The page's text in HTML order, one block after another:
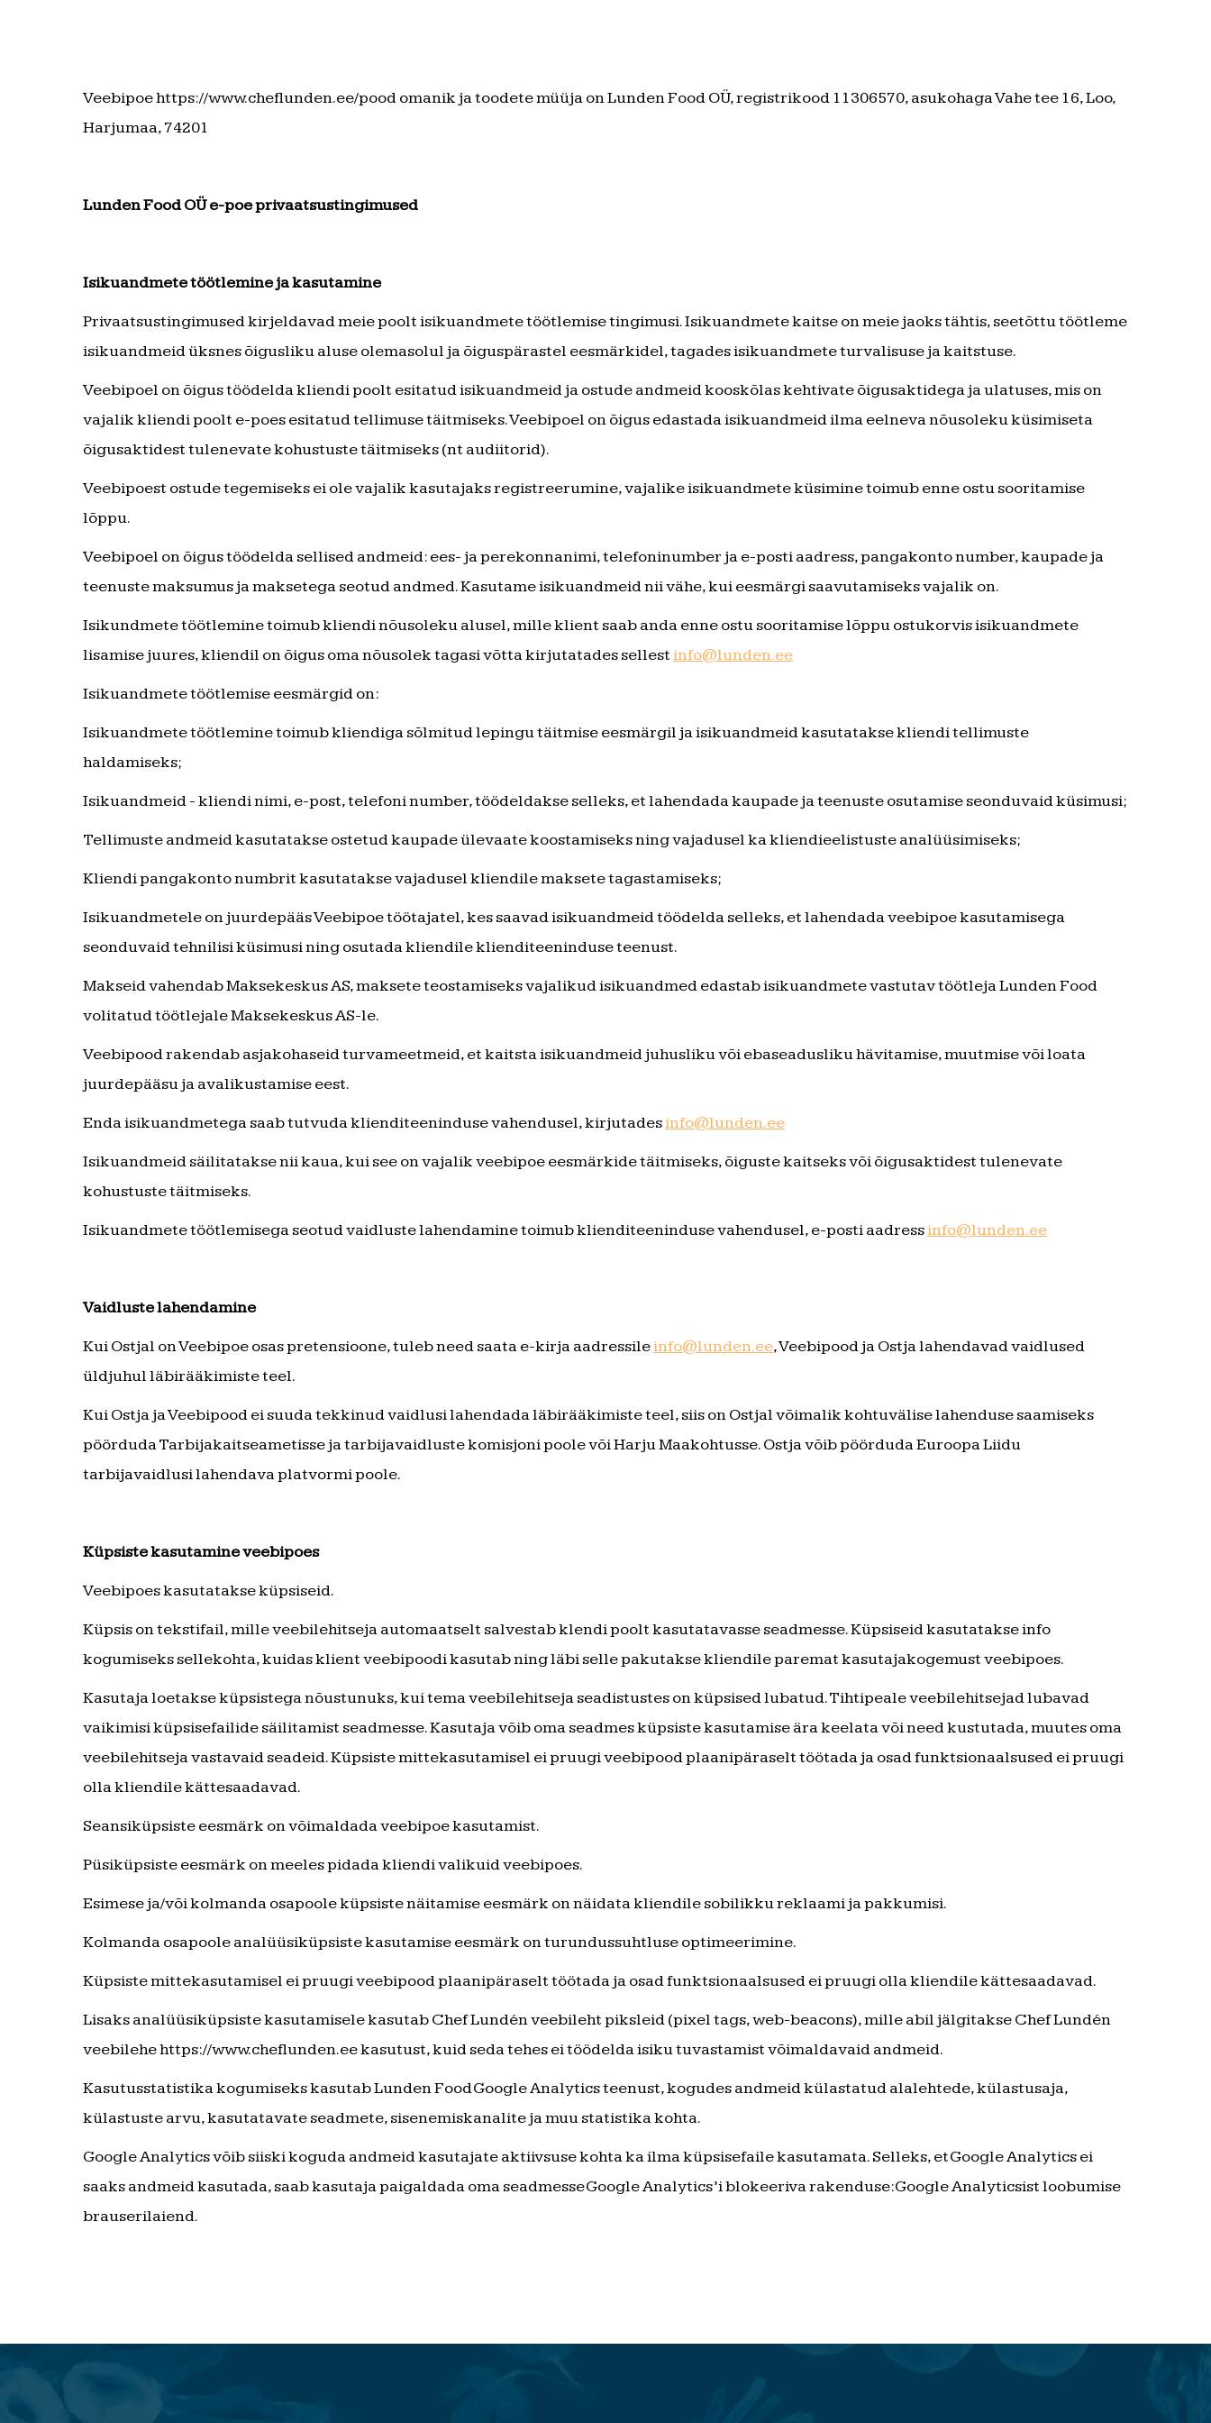
Veebipoe https://www.cheflunden.ee/pood omanik ja toodete müüja on Lunden Food OÜ, registrikood 11306570, asukohaga Vahe tee 16, Loo,
Harjumaa, 74201
Lunden Food OÜ e-poe privaatsustingimused
Isikuandmete töötlemine ja kasutamine
Privaatsustingimused kirjeldavad meie poolt isikuandmete töötlemise tingimusi. Isikuandmete kaitse on meie jaoks tähtis, seetõttu töötleme
isikuandmeid üksnes õigusliku aluse olemasolul ja õiguspärastel eesmärkidel, tagades isikuandmete turvalisuse ja kaitstuse.
Veebipoel on õigus töödelda kliendi poolt esitatud isikuandmeid ja ostude andmeid kooskõlas kehtivate õigusaktidega ja ulatuses, mis on
vajalik kliendi poolt e-poes esitatud tellimuse täitmiseks. Veebipoel on õigus edastada isikuandmeid ilma eelneva nõusoleku küsimiseta
õigusaktidest tulenevate kohustuste täitmiseks (nt audiitorid).
Veebipoest ostude tegemiseks ei ole vajalik kasutajaks registreerumine, vajalike isikuandmete küsimine toimub enne ostu sooritamise
lõppu.
Veebipoel on õigus töödelda sellised andmeid: ees- ja perekonnanimi, telefoninumber ja e-posti aadress, pangakonto number, kaupade ja
teenuste maksumus ja maksetega seotud andmed. Kasutame isikuandmeid nii vähe, kui eesmärgi saavutamiseks vajalik on.
Isikundmete töötlemine toimub kliendi nõusoleku alusel, mille klient saab anda enne ostu sooritamise lõppu ostukorvis isikuandmete
lisamise juures, kliendil on õigus oma nõusolek tagasi võtta kirjutatades sellestinfo@lunden.ee
Isikuandmete töötlemise eesmärgid on:
Isikuandmete töötlemine toimub kliendiga sõlmitud lepingu täitmise eesmärgil ja isikuandmeid kasutatakse kliendi tellimuste
haldamiseks;
Isikuandmeid - kliendi nimi, e-post, telefoni number, töödeldakse selleks, et lahendada kaupade ja teenuste osutamise seonduvaid küsimusi;
Tellimuste andmeid kasutatakse ostetud kaupade ülevaate koostamiseks ning vajadusel ka kliendieelistuste analüüsimiseks;
Kliendi pangakonto numbrit kasutatakse vajadusel kliendile maksete tagastamiseks;
Isikuandmetele on juurdepääs Veebipoe töötajatel, kes saavad isikuandmeid töödelda selleks, et lahendada veebipoe kasutamisega
seonduvaid tehnilisi küsimusi ning osutada kliendile klienditeeninduse teenust.
Makseid vahendab Maksekeskus AS, maksete teostamiseks vajalikud isikuandmed edastab isikuandmete vastutav töötleja Lunden Food
volitatud töötlejale Maksekeskus AS-le.
Veebipood rakendab asjakohaseid turvameetmeid, et kaitsta isikuandmeid juhusliku või ebaseadusliku hävitamise, muutmise või loata
juurdepääsu ja avalikustamise eest.
Enda isikuandmetega saab tutvuda klienditeeninduse vahendusel, kirjutadesinfo@lunden.ee
Isikuandmeid säilitatakse nii kaua, kui see on vajalik veebipoe eesmärkide täitmiseks, õiguste kaitseks või õigusaktidest tulenevate
kohustuste täitmiseks.
Isikuandmete töötlemisega seotud vaidluste lahendamine toimub klienditeeninduse vahendusel, e-posti aadressinfo@lunden.ee
Vaidluste lahendamine
Kui Ostjal on Veebipoe osas pretensioone, tuleb need saata e-kirja aadressileinfo@lunden.ee, Veebipood ja Ostja lahendavad vaidlused
üldjuhul läbirääkimiste teel.
Kui Ostja ja Veebipood ei suuda tekkinud vaidlusi lahendada läbirääkimiste teel, siis on Ostjal võimalik kohtuvälise lahenduse saamiseks
pöörduda Tarbijakaitseametisse ja tarbijavaidluste komisjoni poole või Harju Maakohtusse. Ostja võib pöörduda Euroopa Liidu
tarbijavaidlusi lahendava platvormi poole.
Küpsiste kasutamine veebipoes
Veebipoes kasutatakse küpsiseid.
Küpsis on tekstifail, mille veebilehitseja automaatselt salvestab klendi poolt kasutatavasse seadmesse. Küpsiseid kasutatakse info
kogumiseks sellekohta, kuidas klient veebipoodi kasutab ning läbi selle pakutakse kliendile paremat kasutajakogemust veebipoes.
Kasutaja loetakse küpsistega nõustunuks, kui tema veebilehitseja seadistustes on küpsised lubatud. Tihtipeale veebilehitsejad lubavad
vaikimisi küpsisefailide säilitamist seadmesse. Kasutaja võib oma seadmes küpsiste kasutamise ära keelata või need kustutada, muutes oma
veebilehitseja vastavaid seadeid. Küpsiste mittekasutamisel ei pruugi veebipood plaanipäraselt töötada ja osad funktsionaalsused ei pruugi
olla kliendile kättesaadavad.
Seansiküpsiste eesmärk on võimaldada veebipoe kasutamist.
Püsiküpsiste eesmärk on meeles pidada kliendi valikuid veebipoes.
Esimese ja/või kolmanda osapoole küpsiste näitamise eesmärk on näidata kliendile sobilikku reklaami ja pakkumisi.
Kolmanda osapoole analüüsiküpsiste kasutamise eesmärk on turundussuhtluse optimeerimine.
Küpsiste mittekasutamisel ei pruugi veebipood plaanipäraselt töötada ja osad funktsionaalsused ei pruugi olla kliendile kättesaadavad.
Lisaks analüüsiküpsiste kasutamisele kasutab Chef Lundén veebileht piksleid (pixel tags, web-beacons), mille abil jälgitakse Chef Lundén
veebilehe https://www.cheflunden.ee kasutust, kuid seda tehes ei töödelda isiku tuvastamist võimaldavaid andmeid.
Kasutusstatistika kogumiseks kasutab Lunden Food Google Analytics teenust, kogudes andmeid külastatud alalehtede, külastusaja,
külastuste arvu, kasutatavate seadmete, sisenemiskanalite ja muu statistika kohta.
Google Analytics võib siiski koguda andmeid kasutajate aktiivsuse kohta ka ilma küpsisefaile kasutamata. Selleks, et Google Analytics ei
saaks andmeid kasutada, saab kasutaja paigaldada oma seadmesse Google Analytics’i blokeeriva rakenduse: Google Analyticsist loobumise
brauserilaiend.